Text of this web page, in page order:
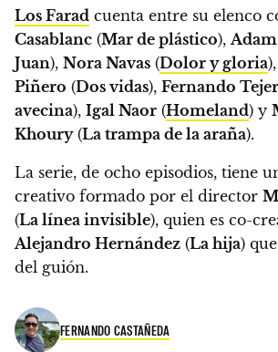
Los Farad cuenta entre su elenco
Casablanc (Mar de plástico),
Juan), Nora Navas (Dolor y gloria
Piñero (Dos vidas), Fernando
avecina), Igal Naor (Homeland) y
Khoury(La trampa de la araña).
La serie, de ocho episodios, tiene
creativo formado por el director
(La línea invisible), quien es co-
Alejandro Hernández (La hija)
del guión.
FERNANDO CASTAÑEDA